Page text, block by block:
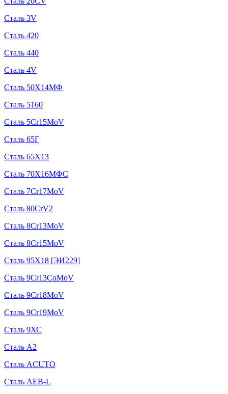
Сталь 3V
Сталь 420
Сталь 440
Сталь 4V
Сталь 50Х14МФ
Сталь 5160
Сталь 5Cr15MoV
Сталь 65Г
Сталь 65Х13
Сталь 70Х16МФС
Сталь 7Cr17MoV
Сталь 80CrV2
Сталь 8Cr13MoV
Сталь 8Cr15MoV
Сталь 95Х18 [ЭИ229]
Сталь 9Cr13CoMoV
Сталь 9Cr18MoV
Сталь 9Cr19MoV
Сталь 9ХС
Сталь A2
Сталь ACUTO
Сталь AEB-L